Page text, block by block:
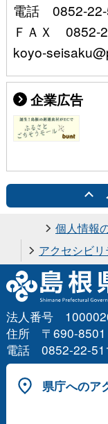
電話 0852-
ＦＡＸ 0852-
koyo-
企業広告
個人情報
アクセシビリ
法人番号
住所 〒690-8501
電話 0852-22-
県庁へのア